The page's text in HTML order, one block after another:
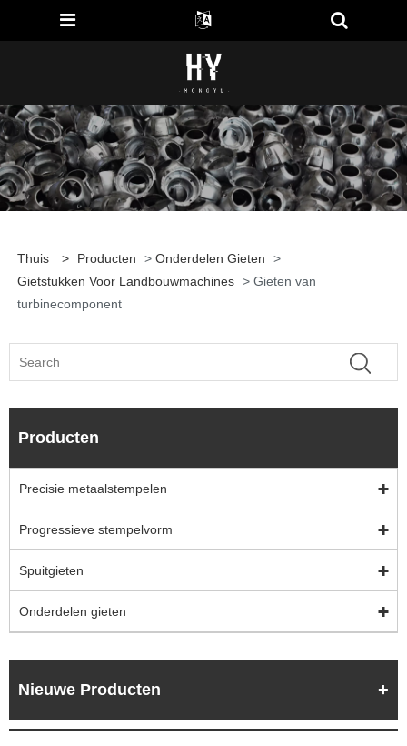
Thuis > Producten > Onderdelen Gieten
>
Gietstukken Voor Landbouwmachines > Gieten van
turbinecomponent
Producten
Precisie metaalstempelen
Progressieve stempelvorm
Spuitgieten
Onderdelen gieten
Nieuwe Producten